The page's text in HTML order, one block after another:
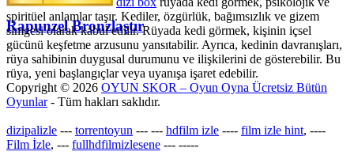
Rapunzel Bronzlaştır
spiritüel anlamlar taşır. Kediler, özgürlük, bağımsızlık ve gizem
simgesi olarak kabul edilir. Rüyada kedi görmek, kişinin içsel
gücünü keşfetme arzusunu yansıtabilir. Ayrıca, kedinin davranışları,
rüya sahibinin duygusal durumunu ve ilişkilerini de gösterebilir. Bu
rüya, yeni başlangıçlar veya uyanışa işaret edebilir.
Copyright © 2026 OYUN SKOR – Oyun Oyna Ücretsiz Bütün
Oyunlar- Tüm hakları saklıdır.
dizipalizle --- torrentoyun --- --- hdfilm izle ---- film izle hint, ----
Film İzle, --- fullhdfilmizlesene --- -----